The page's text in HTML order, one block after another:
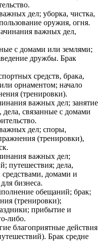
дел; уборка, чистка,
оружия, огня.
важных дел,
с домами или землями;
дружбы. Брак
средств, брака,
орнаментом; начало
(тренировки).
важных дел; занятие
дела, связанные с домами
дел; споры,
(тренировки),
важных дел;
путешествия; дела,
домами и
бизнеса.
обещаний; брак;
(тренировки);
прибытие и
либо.
благоприятные действия
Брак средне